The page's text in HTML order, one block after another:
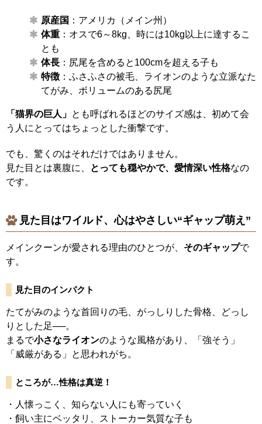
原産国 ：アメリカ（メイン州）
体重 ：オスで6～8kg、時には10kg以上に達するこ
とも
体長 ：尻尾を含めると100cmを超える子も
特徴 ：ふさふさの被毛、ライオンのような立派なた
てがみ、ボリュームのある尻尾
「猫界の巨人」 とも呼ばれるほどのサイズ感は、初めて会
う人にとってはちょっとした衝撃です。
でも、驚くのはそれだけではありません。
見た目とは裏腹に、
とっても穏やかで、愛情深い性格なの
です。
見た目はワイルド、心はやさしい“ギャップ萌え”
メインクーンが愛される理由のひとつが、 そのギャップで
す。
見た目のインパクト
たてがみのような首回りの毛、がっしりした骨格、どっし
りとした足──。
まるで小さなライオンのような風格があり、「強そう」
「威厳がある」と思われがち。
ところが…性格は真逆！
・人懐っこく、知らない人にも寄っていく
・飼い主にベッタリ、ストーカー気質な子も